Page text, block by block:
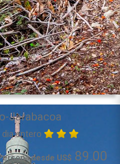
Jarabacoa
entero
desde US$ 89.00